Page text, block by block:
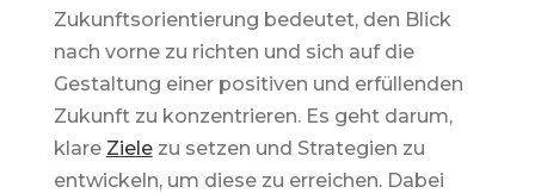
Zukunftsorientierung bedeutet, den Blick
nach vorne zu richten und sich auf die
Gestaltung einer positiven und erfüllenden
Zukunft zu konzentrieren. Es geht darum,
klare Zielezu setzen und Strategien zu
entwickeln, um diese zu erreichen. Dabei